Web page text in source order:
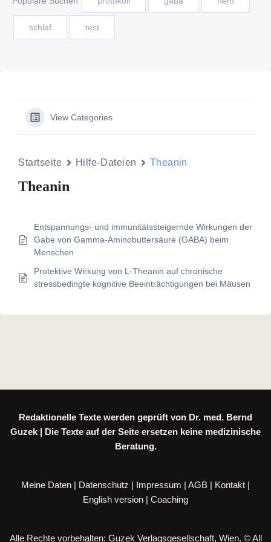
schlaf test
View Categories
Startseite Hilfe-Dateien Theanin
Theanin
Entspannungs- und immunitätssteigernde Wirkungen der
Gabe von Gamma-Aminobuttersäure (GABA) beim
Menschen
Protektive Wirkung von L-Theanin auf chronische
stressbedingte kognitive Beeinträchtigungen bei Mäusen
Redaktionelle Texte werden geprüft von Dr. med. Bernd
Guzek | Die Texte auf der Seite ersetzen keine medizinische
Beratung.
Meine Daten | Datenschutz | Impressum | AGB | Kontakt |
English version | Coaching
Alle Rechte vorbehalten: Guzek Verlagsgesellschaft, Wien. © All